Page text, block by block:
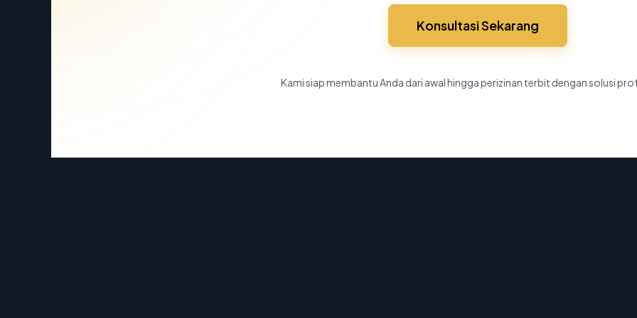
Konsultasi Sekarang
Kami siap membantu Anda dari awal hingga perizinan terbit dengan solusi